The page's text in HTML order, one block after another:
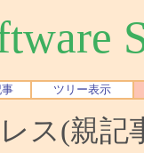
ツリー表示
レス(親